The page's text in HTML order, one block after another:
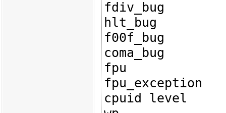
fdiv_bug
hlt_bug
f00f_bug
coma_bug
fpu             :
fpu_exception
cpuid level